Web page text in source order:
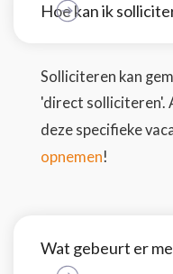
Hoe kan ik
Solliciteren kan
'direct solliciteren'.
deze specifieke
opnemen!
Wat gebeurt er